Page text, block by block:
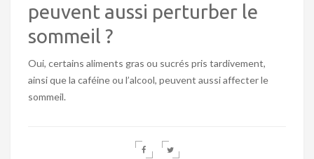
peuvent aussi perturber le
sommeil ?
Oui, certains aliments gras ou sucrés pris tardivement,
ainsi que la caféine ou l’alcool, peuvent aussi affecter le
sommeil.